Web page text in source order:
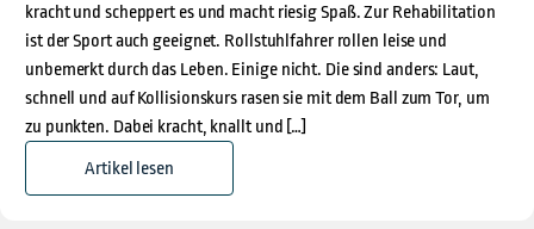
kracht und scheppert es und macht riesig Spaß. Zur Rehabilitation
ist der Sport auch geeignet. Rollstuhlfahrer rollen leise und
unbemerkt durch das Leben. Einige nicht. Die sind anders: Laut,
schnell und auf Kollisionskurs rasen sie mit dem Ball zum Tor, um
zu punkten. Dabei kracht, knallt und […]
Artikel lesen